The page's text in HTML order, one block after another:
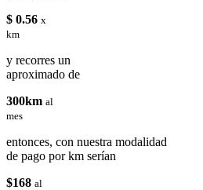
$ 0.56 x
km
y recorres un
aproximado de
300km al
mes
entonces, con nuestra modalidad
de pago por km serían
$168 al